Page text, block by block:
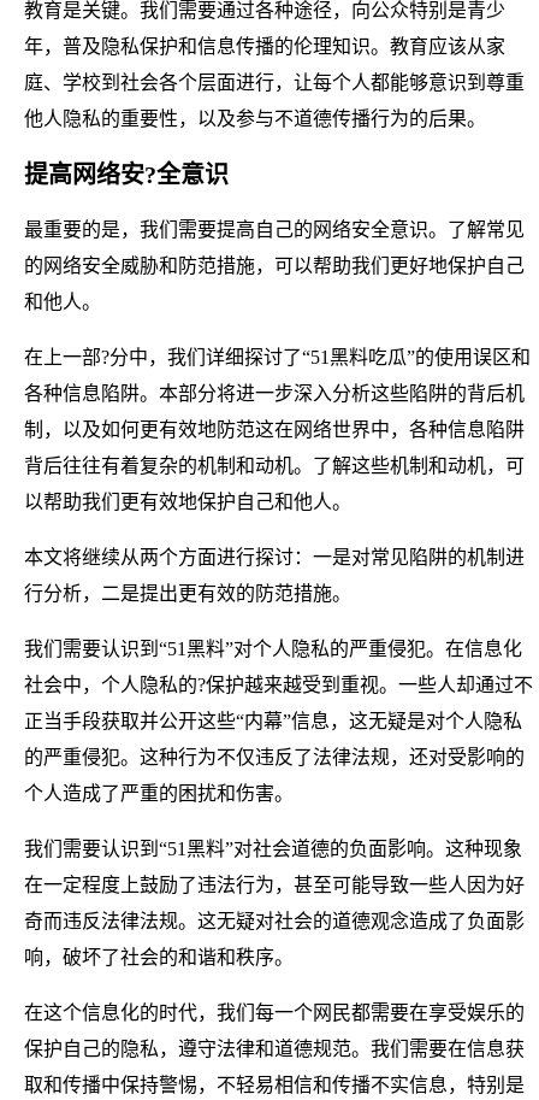
教育是关键。我们需要通过各种途径，向公众特别是青少
年，普及隐私保护和信息传播的伦理知识。教育应该从家
庭、学校到社会各个层面进行，让每个人都能够意识到尊重
他人隐私的重要性，以及参与不道德传播行为的后果。
提高网络安?全意识
最重要的是，我们需要提高自己的网络安全意识。了解常见
的网络安全威胁和防范措施，可以帮助我们更好地保护自己
和他人。
在上一部?分中，我们详细探讨了“51黑料吃瓜”的使用误区和
各种信息陷阱。本部分将进一步深入分析这些陷阱的背后机
制，以及如何更有效地防范这在网络世界中，各种信息陷阱
背后往往有着复杂的机制和动机。了解这些机制和动机，可
以帮助我们更有效地保护自己和他人。
本文将继续从两个方面进行探讨：一是对常见陷阱的机制进
行分析，二是提出更有效的防范措施。
我们需要认识到“51黑料”对个人隐私的严重侵犯。在信息化
社会中，个人隐私的?保护越来越受到重视。一些人却通过不
正当手段获取并公开这些“内幕”信息，这无疑是对个人隐私
的严重侵犯。这种行为不仅违反了法律法规，还对受影响的
个人造成了严重的困扰和伤害。
我们需要认识到“51黑料”对社会道德的负面影响。这种现象
在一定程度上鼓励了违法行为，甚至可能导致一些人因为好
奇而违反法律法规。这无疑对社会的道德观念造成了负面影
响，破坏了社会的和谐和秩序。
在这个信息化的时代，我们每一个网民都需要在享受娱乐的
保护自己的隐私，遵守法律和道德规范。我们需要在信息获
取和传播中保持警惕，不轻易相信和传播不实信息，特别是